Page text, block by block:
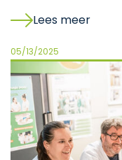
Lees meer
05/13/2025